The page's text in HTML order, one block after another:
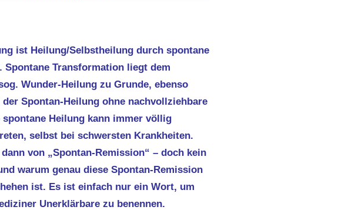
ist Heilung/Selbstheilung durch spontane
Spontane Transformation liegt dem
Wunder-Heilung zu Grunde, ebenso
der Spontan-Heilung ohne nachvollziehbare
spontane Heilung kann immer völlig
selbst bei schwersten Krankheiten.
von „Spontan-Remission“ – doch kein
warum genau diese Spontan-Remission
ist. Es ist einfach nur ein Wort, um
Unerklärbare zu benennen.